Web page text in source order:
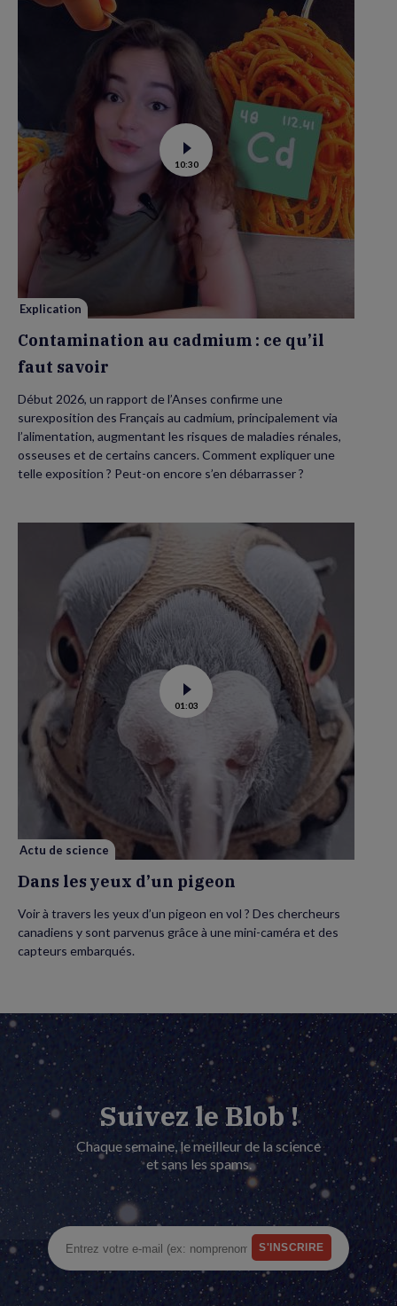
Voir
la
vidéo
Contamination
au
cadmium :
ce
savoir
10:30
Explication
Contamination au cadmium : ce qu’il
faut savoir
Début 2026, un rapport de l’Anses confirme une
surexposition des Français au cadmium, principalement via
l’alimentation, augmentant les risques de maladies rénales,
osseuses et de certains cancers. Comment expliquer une
telle exposition ? Peut-on encore s’en débarrasser ?
Voir
la
vidéo
01:03
Actu de science
Dans les yeux d’un pigeon
Voir à travers les yeux d’un pigeon en vol ? Des chercheurs
canadiens y sont parvenus grâce à une mini-caméra et des
capteurs embarqués.
Suivez le Blob !
Chaque semaine, le meilleur de la science
et sans les spams.